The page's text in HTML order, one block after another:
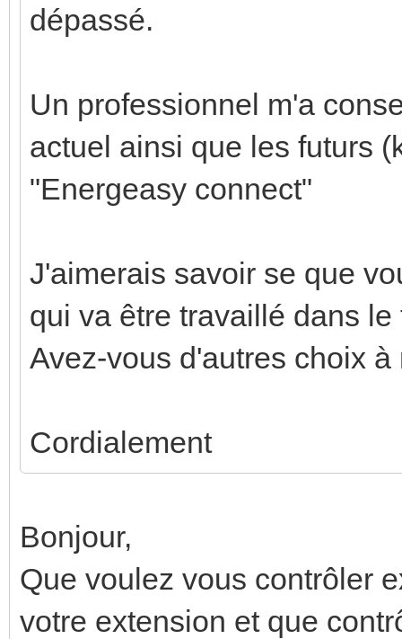
dépassé.
Un professionnel m'a
actuel ainsi que les futurs
"Energeasy connect"
J'aimerais savoir se que
qui va être travaillé dans
Avez-vous d'autres choix
Cordialement
Bonjour,
Que voulez vous contrôler
votre extension et que